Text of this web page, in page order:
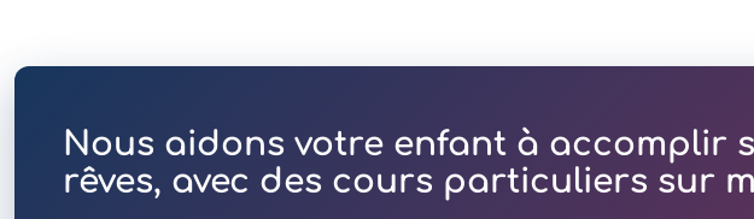
Nous aidons votre enfant à accomplir
rêves, avec des cours particuliers sur